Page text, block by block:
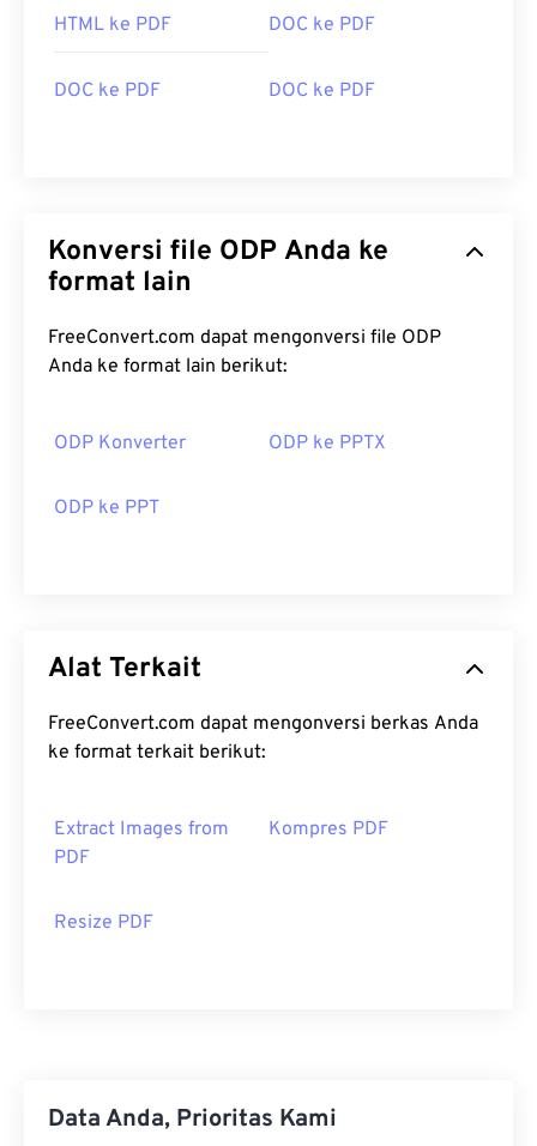
HTML ke PDF DOC ke PDF
DOC ke PDF DOC ke PDF
Konversi file ODP Anda ke
format lain
FreeConvert.com dapat mengonversi file ODP
Anda ke format lain berikut:
ODP Konverter ODP ke PPTX
ODP ke PPT
Alat Terkait
FreeConvert.com dapat mengonversi berkas Anda
ke format terkait berikut:
Extract Images from
PDF
Kompres PDF
Resize PDF
Data Anda, Prioritas Kami